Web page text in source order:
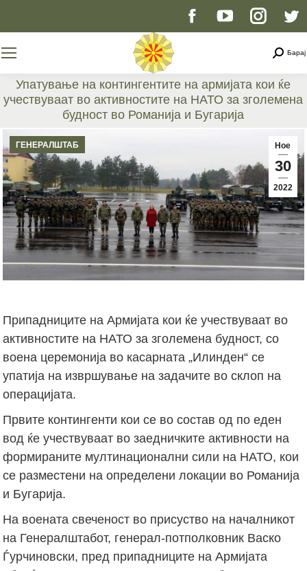
Facebook
opens
in
window
YouTube
opens
in
window
page
opens
new
window
Барај
Упатување на контингентите на армијата кои ќе
учествуваат во активностите на НАТО за зголемена
будност во Романија и Бугарија
Ное
30
2022
ГЕНЕРАЛШТАБ
Припадниците на Армијата кои ќе учествуваат во
активностите на НАТО за зголемена будност, со
воена церемонија во касарната „Илинден“ се
упатија на извршување на задачите во склоп на
операцијата.
Првите контингенти кои се во состав од по еден
вод ќе учествуваат во заедничките активности на
формираните мултинационални сили на НАТО, кои
се разместени на определени локации во Романија
и Бугарија.
На воената свеченост во присуство на началникот
на Генералштабот, генерал-потполковник Васко
Ѓурчиновски, пред припадниците на Армијата